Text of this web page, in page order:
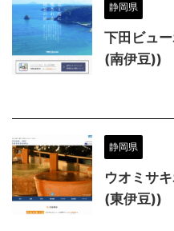
静岡県
下田ビュ
(南伊豆))
静岡県
ウオミサ
(東伊豆))